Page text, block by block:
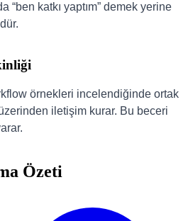
“ben katkı yaptım” demek yerine
örnekleri incelendiğinde ortak
iletişim kurar. Bu beceri
Özeti